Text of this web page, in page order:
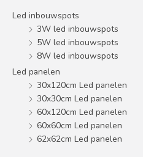
Led inbouwspots
3W led inbouwspots
5W led inbouwspots
8W led inbouwspots
Led panelen
30x120cm Led panelen
30x30cm Led panelen
60x120cm Led panelen
60x60cm Led panelen
62x62cm Led panelen